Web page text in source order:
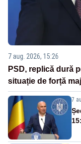
7 aug. 2026, 15:26
PSD, replică dură
situație de forță
7